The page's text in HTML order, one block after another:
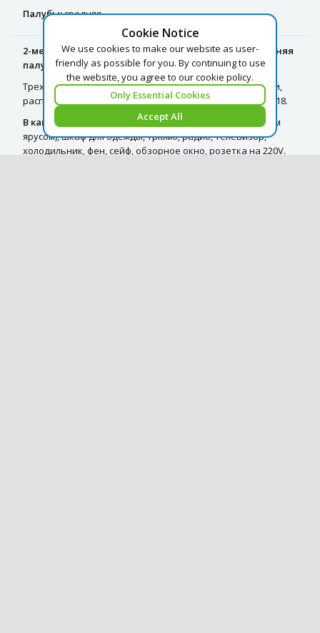
Палубы:средняя.
2-местное размещение в 3-местной 2-ярусной (нижняя
палуба)
Трехместная двухъярусная каюта со всеми удобствами,
расположенная на нижней палубе. Номера кают: 109–118.
В каюте:
три спальных места (два внизу, одно – вторым
ярусом), шкаф для одежды, трюмо, радио, телевизор,
холодильник, фен, сейф, обзорное окно, розетка на 220V.
Cookie Notice
We use cookies to make our website as user-
friendly as possible for you. By continuing to use
the website, you agree to our cookie policy.
Only Essential Cookies
Accept All